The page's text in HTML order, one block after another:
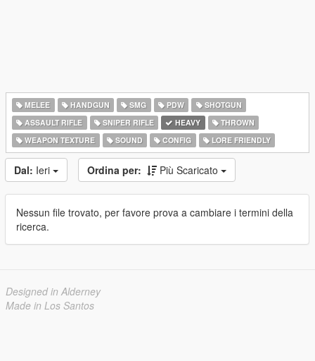
MELEE HANDGUN SMG PDW
SHOTGUN
ASSAULT RIFLE
SNIPER RIFLE HEAVY
THROWN
WEAPON TEXTURE
SOUND CONFIG LORE FRIENDLY
Dal: Ieri Ordina per: Più Scaricato
Nessun file trovato, per favore prova a cambiare i termini della
ricerca.
Designed in Alderney
Made in Los Santos